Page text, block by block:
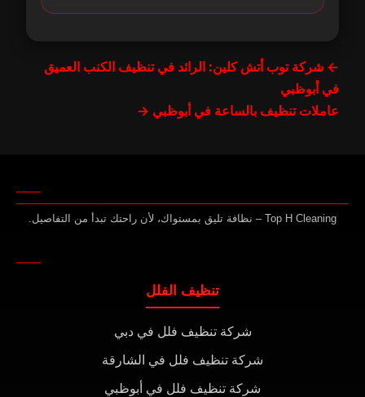
← شركة توب أتش كلين: الرائد في تنظيف الكنب العميق
في أبوظبي
عاملات تنظيف بالساعة في أبوظبي →
Top H Cleaning – نظافة تليق بمستواك، لأن راحتك تبدأ من التفاصيل.
تنظيف الفلل
شركة تنظيف فلل في دبي
شركة تنظيف فلل في الشارقة
شركة تنظيف فلل في أبوظبي